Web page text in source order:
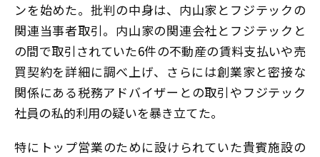
ンを始めた。批判の中身は、内山家とフジテックの
関連当事者取引。内山家の関連会社とフジテックと
の間で取引されていた6件の不動産の賃料支払いや売
買契約を詳細に調べ上げ、さらには創業家と密接な
関係にある税務アドバイザーとの取引やフジテック
社員の私的利用の疑いを暴き立てた。
特にトップ営業のために設けられていた貴賓施設の